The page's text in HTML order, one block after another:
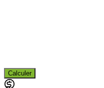
Calculer